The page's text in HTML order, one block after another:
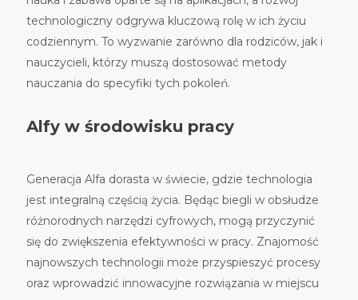
technologiczny odgrywa kluczową rolę w ich życiu
codziennym. To wyzwanie zarówno dla rodziców, jak i
nauczycieli, którzy muszą dostosować metody
nauczania do specyfiki tych pokoleń.
Alfy w środowisku pracy
Generacja Alfa dorasta w świecie, gdzie technologia
jest integralną częścią życia. Będąc biegli w obsłudze
różnorodnych narzędzi cyfrowych, mogą przyczynić
się do zwiększenia efektywności w pracy. Znajomość
najnowszych technologii może przyspieszyć procesy
oraz wprowadzić innowacyjne rozwiązania w miejscu